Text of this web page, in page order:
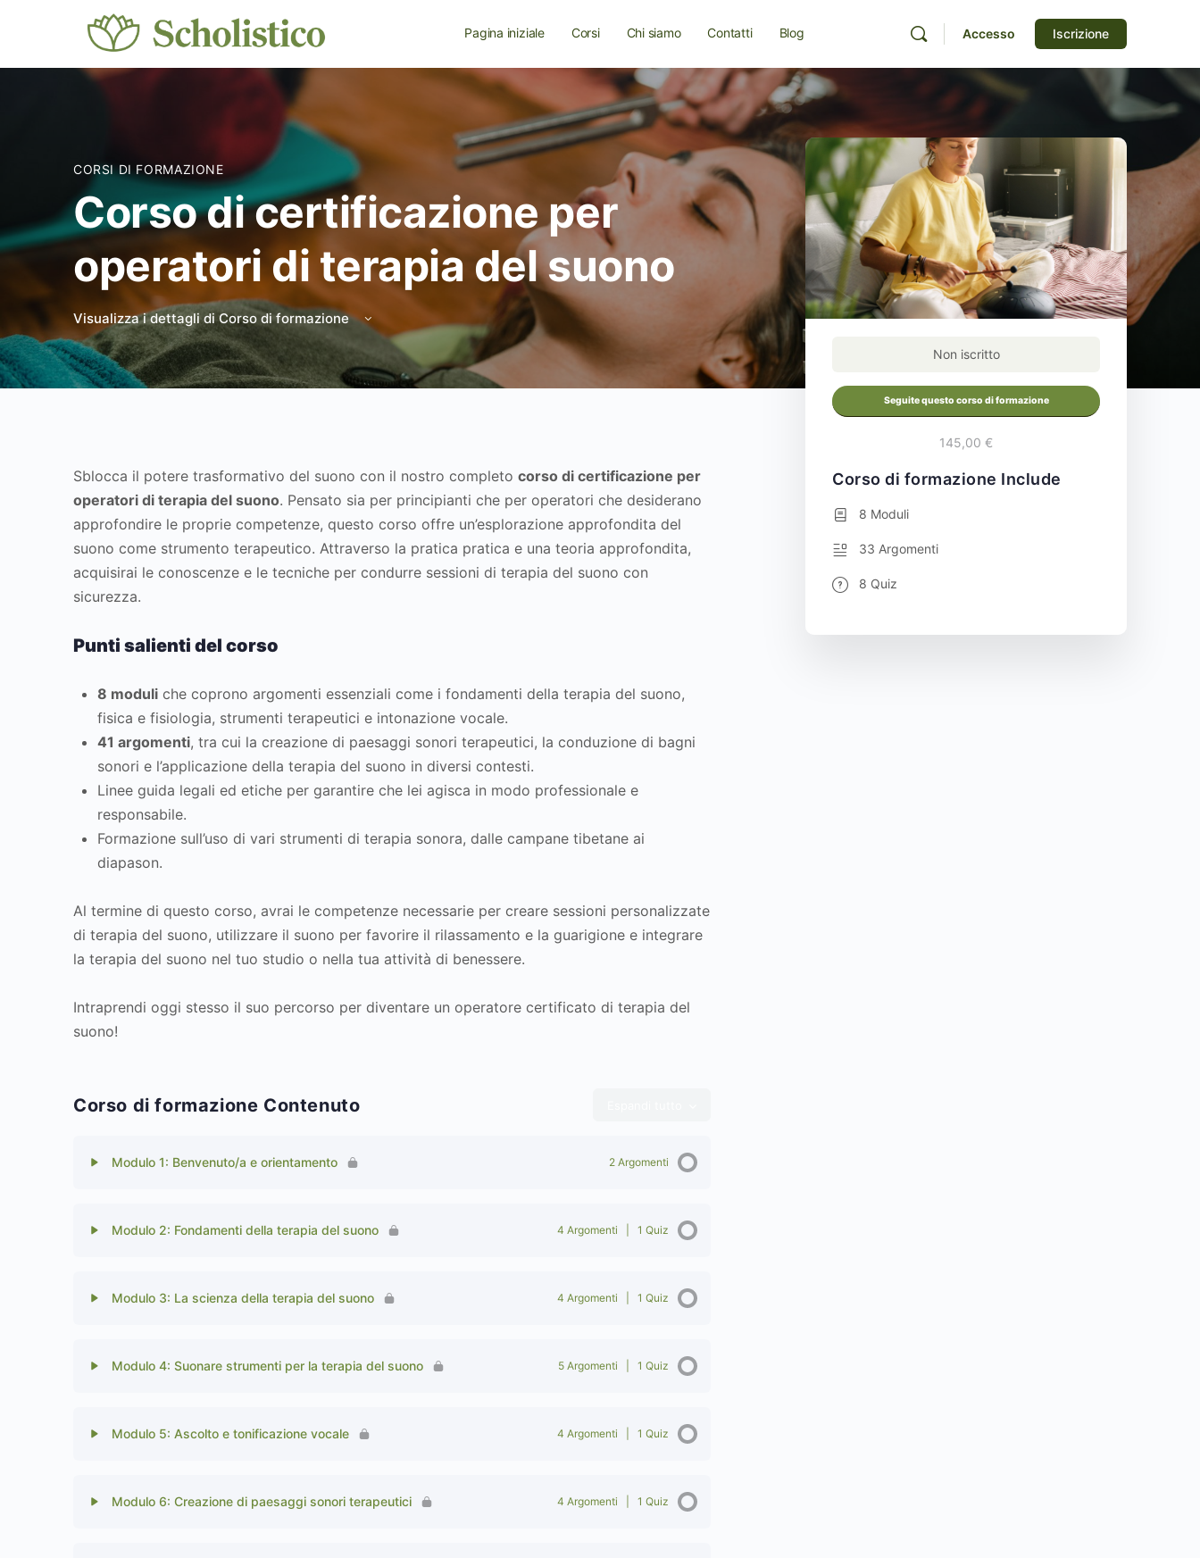
Pagina iniziale Corsi Chi siamo Contatti Blog Accesso Iscrizione
CORSI DI FORMAZIONE
Corso di certificazione per
operatori di terapia del suono
Visualizza i dettagli di Corso di formazione
Sblocca il potere trasformativo del suono con il nostro completo corso di certificazione per
operatori di terapia del suono. Pensato sia per principianti che per operatori che desiderano
approfondire le proprie competenze, questo corso offre un’esplorazione approfondita del
suono come strumento terapeutico. Attraverso la pratica pratica e una teoria approfondita,
acquisirai le conoscenze e le tecniche per condurre sessioni di terapia del suono con
sicurezza.
Punti salienti del corso
8 moduli che coprono argomenti essenziali come i fondamenti della terapia del suono,
fisica e fisiologia, strumenti terapeutici e intonazione vocale.
41 argomenti, tra cui la creazione di paesaggi sonori terapeutici, la conduzione di bagni
sonori e l’applicazione della terapia del suono in diversi contesti.
Linee guida legali ed etiche per garantire che lei agisca in modo professionale e
responsabile.
Formazione sull’uso di vari strumenti di terapia sonora, dalle campane tibetane ai
diapason.
Al termine di questo corso, avrai le competenze necessarie per creare sessioni personalizzate
di terapia del suono, utilizzare il suono per favorire il rilassamento e la guarigione e integrare
la terapia del suono nel tuo studio o nella tua attività di benessere.
Intraprendi oggi stesso il suo percorso per diventare un operatore certificato di terapia del
suono!
Corso di formazione Contenuto
Modulo 1: Benvenuto/a e orientamento 2 Argomenti
Modulo 2: Fondamenti della terapia del suono 4 Argomenti 1 Quiz
Modulo 3: La scienza della terapia del suono 4 Argomenti 1 Quiz
Modulo 4: Suonare strumenti per la terapia del suono 5 Argomenti 1 Quiz
Modulo 5: Ascolto e tonificazione vocale 4 Argomenti 1 Quiz
Modulo 6: Creazione di paesaggi sonori terapeutici 4 Argomenti 1 Quiz
Non iscritto
Seguite questo corso di formazione
145,00 €
Corso di formazione Include
8 Moduli
33 Argomenti
8 Quiz